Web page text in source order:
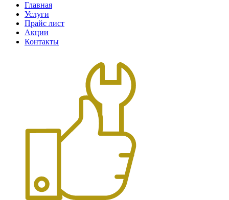
Главная
Услуги
Прайс лист
Акции
Контакты